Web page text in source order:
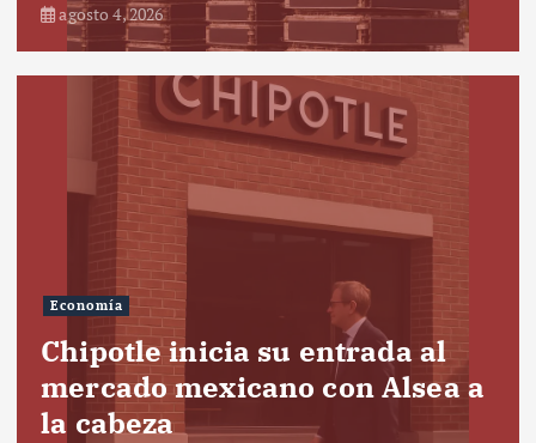
agosto 4, 2026
Economía
Chipotle inicia su entrada al
mercado mexicano con Alsea a
la cabeza